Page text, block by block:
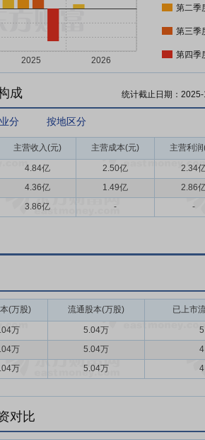
第二季
第三季
第四季
成 统计截止日期：
分 按地区分
主营收入(元) 主营成本(元) 主营利
4.84亿 2.50亿
2.34
4.36亿 1.49亿
2.86
3.86亿 - -
(万股) 流通股本(万股) 已上市
万 5.04万
万 5.04万
万 5.04万
对比